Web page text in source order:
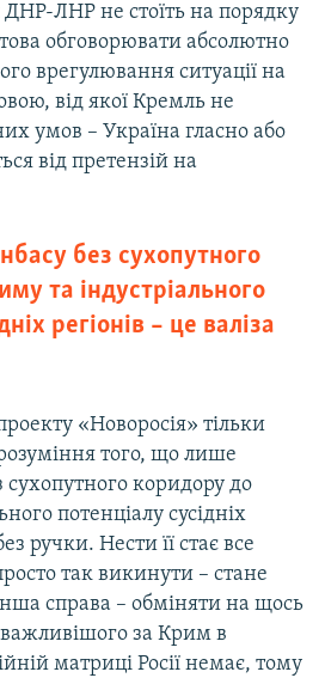
ЛНР не стоїть на порядку
обговорювати абсолютно
врегулювання ситуації на
від якої Кремль не
умов – Україна гласно або
від претензій на
без сухопутного
та індустріального
регіонів – це валіза
«Новоросія» тільки
того, що лише
сухопутного коридору до
потенціалу сусідніх
ручки. Нести її стає все
так викинути – стане
справа – обміняти на щось
за Крим в
матриці Росії немає, тому